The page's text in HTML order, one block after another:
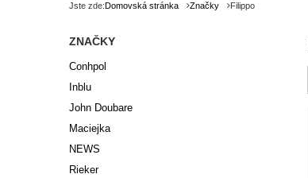
Jste zde:Domovská stránka Značky Filippo
ZNAČKY
Conhpol
Inblu
John Doubare
Maciejka
NEWS
Rieker